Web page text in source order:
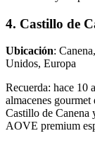
4. Castillo de
Ubicación:
Unidos, Europa
Recuerda: hace 10
almacenes
Castillo de Canena
AOVE premium